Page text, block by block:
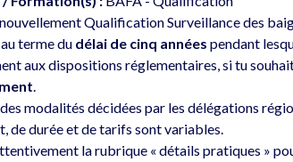
Qualification Surveillance des
terme du délai de cinq années pendant
aux dispositions réglementaires, si tu
.
modalités décidées par les délégations
de durée et de tarifs sont variables.